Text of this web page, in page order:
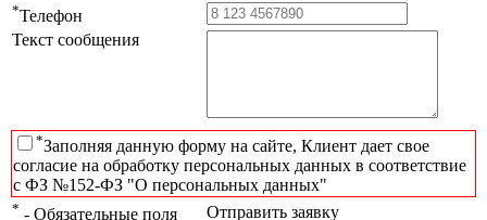
*Телефон
Текст сообщения
*Заполняя данную форму на сайте, Клиент дает свое
согласие на обработку персональных данных в соответствие
с ФЗ №152-ФЗ "О персональных данных"
* - Обязательные поля Отправить заявку